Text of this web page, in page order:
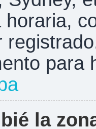
horaria,
para
la